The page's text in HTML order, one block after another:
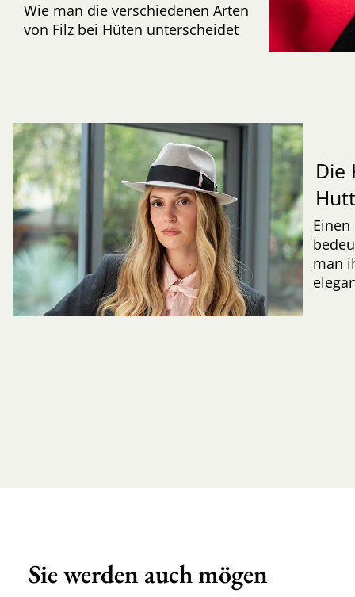
Wie man die verschiedenen Arten
von Filz bei Hüten unterscheidet
Die
man
Sie werden auch mögen